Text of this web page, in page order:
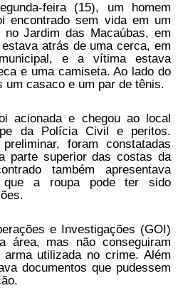
feira (15), um homem
encontrado sem vida em um
no Jardim das Macaúbas, em
atrás de uma cerca, em
e a vítima estava
e uma camiseta. Ao lado do
um casaco e um par de tênis.
acionada e chegou ao local
da Polícia Civil e peritos.
foram constatadas
parte superior das costas da
também apresentava
que a roupa pode ter sido
e Investigações (GOI)
área, mas não conseguiram
utilizada no crime. Além
documentos que pudessem